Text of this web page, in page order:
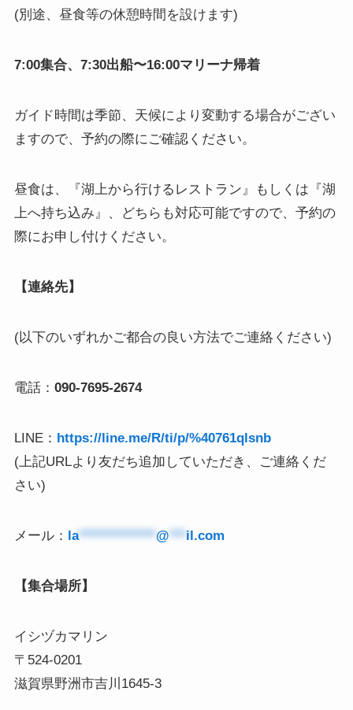
(別途、昼食等の休憩時間を設けます)
7:00集合、7:30出船〜16:00マリーナ帰着
ガイド時間は季節、天候により変動する場合がござい
ますので、予約の際にご確認ください。
昼食は、『湖上から行けるレストラン』もしくは『湖
上へ持ち込み』、どちらも対応可能ですので、予約の
際にお申し付けください。
【連絡先】
(以下のいずれかご都合の良い方法でご連絡ください)
電話： 090-7695-2674
LINE： https://line.me/R/ti/p/%40761qlsnb
(上記URLより友だち追加していただき、ご連絡くだ
さい)
メール： la**************@***il.com
【集合場所】
イシヅカマリン
〒524-0201
滋賀県野洲市吉川1645-3